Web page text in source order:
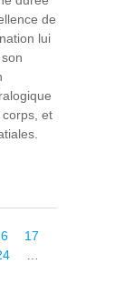
de
lui
et
17
…